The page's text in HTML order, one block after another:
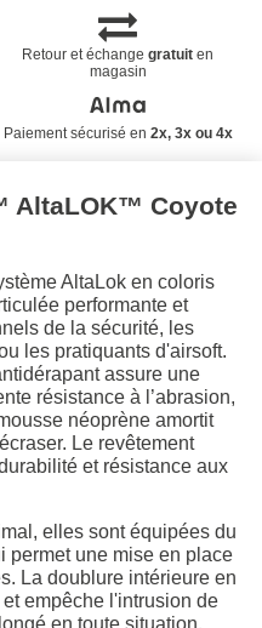
Retour et échangegratuit en
magasin
Paiement sécurisé en 2x, 3x ou 4x
AltaLOK™ Coyote
AltaLok en coloris
performante et
de la sécurité, les
les pratiquants d'airsoft.
assure une
résistance à l’abrasion,
néoprène amortit
Le revêtement
et résistance aux
elles sont équipées du
une mise en place
La doublure intérieure en
empêche l'intrusion de
en toute situation.